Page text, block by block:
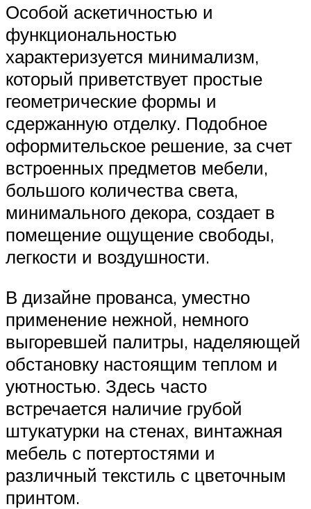
Особой аскетичностью и
функциональностью
характеризуется минимализм,
который приветствует простые
геометрические формы и
сдержанную отделку. Подобное
оформительское решение, за счет
встроенных предметов мебели,
большого количества света,
минимального декора, создает в
помещение ощущение свободы,
легкости и воздушности.
В дизайне прованса, уместно
применение нежной, немного
выгоревшей палитры, наделяющей
обстановку настоящим теплом и
уютностью. Здесь часто
встречается наличие грубой
штукатурки на стенах, винтажная
мебель с потертостями и
различный текстиль с цветочным
принтом.